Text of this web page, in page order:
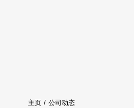
主页 / 公司动态